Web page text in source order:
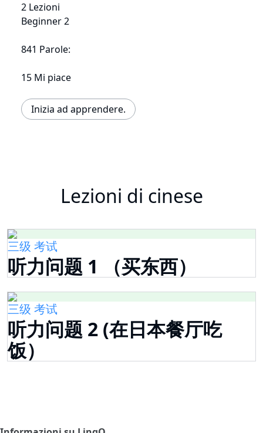
2 Lezioni
Beginner 2
841 Parole:
15 Mi piace
Inizia ad apprendere.
Lezioni di cinese
三级 考试
听力问题 1 （买东西）
三级 考试
听力问题 2 (在日本餐厅吃
饭）